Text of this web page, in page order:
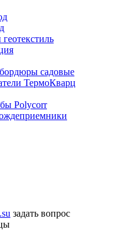
садовые
ТермоКварц
Polycorr
задать вопрос